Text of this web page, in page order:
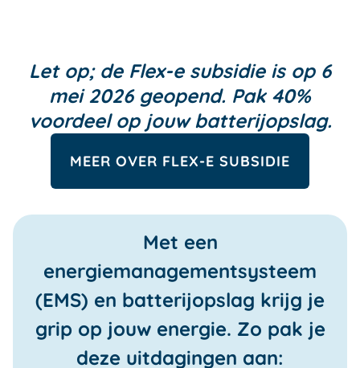
Let op; de Flex-e subsidie is op 6
mei 2026 geopend. Pak 40%
voordeel op jouw batterijopslag.
MEER OVER FLEX-E SUBSIDIE
Met een
energiemanagementsysteem
(EMS) en batterijopslag krijg je
grip op jouw energie. Zo pak je
deze uitdagingen aan: